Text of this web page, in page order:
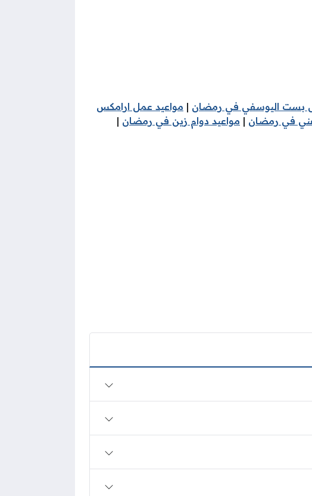
بست اليوسفي في رمضان | مواعيد عمل ارامكس
في رمضان | مواعيد دوام زين في رمضان |